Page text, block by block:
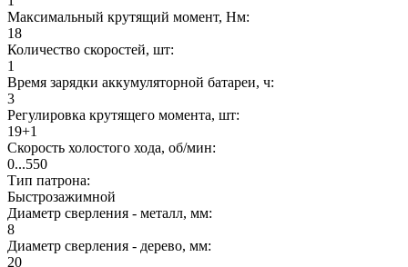
Максимальный крутящий момент, Нм:
18
Количество скоростей, шт:
1
Время зарядки аккумуляторной батареи, ч:
3
Регулировка крутящего момента, шт:
19+1
Скорость холостого хода, об/мин:
0...550
Тип патрона:
Быстрозажимной
Диаметр сверления - металл, мм:
8
Диаметр сверления - дерево, мм:
20